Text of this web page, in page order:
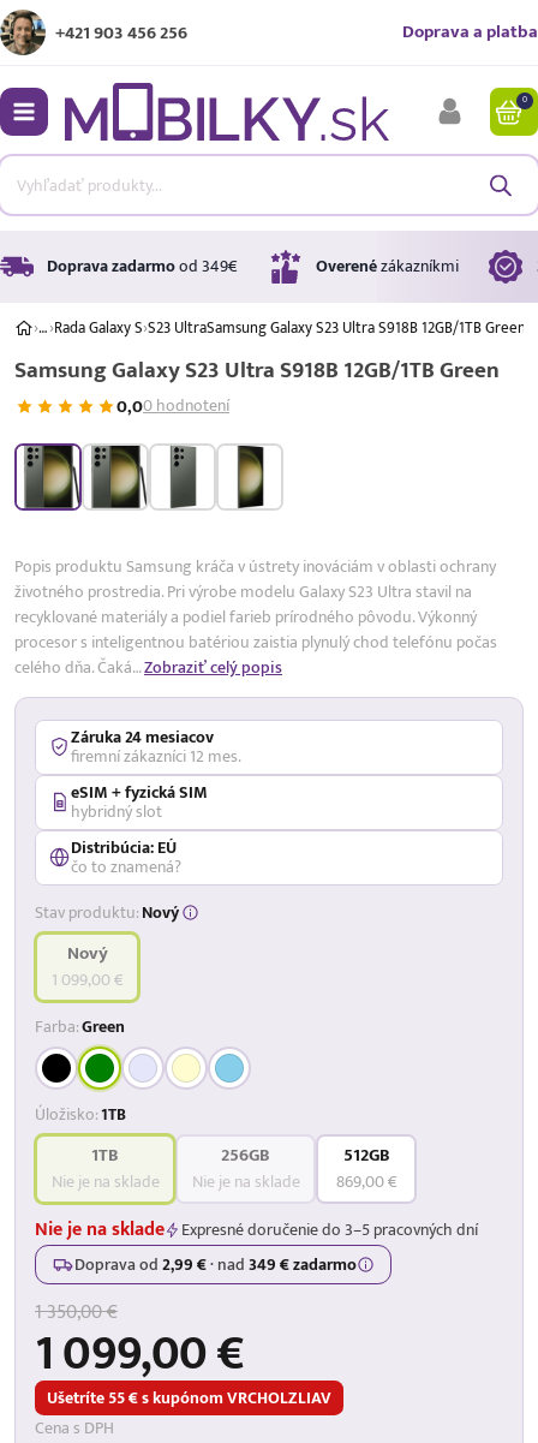
+421 903 456 256 Doprava a platba
0
Doprava zadarmood 349€ Overenézákazníkmi
›…›Rada Galaxy S›S23 UltraSamsung Galaxy S23 Ultra S918B 12GB/1TB Green
Samsung Galaxy S23 Ultra S918B 12GB/1TB Green
0,00 hodnotení
A A ↑
Úrok
17,99 %
Popis produktu Samsung kráča v ústrety inováciám v oblasti ochrany
životného prostredia. Pri výrobe modelu Galaxy S23 Ultra stavil na
recyklované materiály a podiel farieb prírodného pôvodu. Výkonný
procesor s inteligentnou batériou zaistia plynulý chod telefónu počas
celého dňa. Čaká…Zobraziť celý popis
Záruka 24 mesiacov
firemní zákazníci 12 mes.
eSIM + fyzická SIM
hybridný slot
Distribúcia: EÚ
čo to znamená?
Stav produktu:Nový
Nový
1 099,00 €
Farba:Green
Úložisko:1TB
1TB
Nie je na sklade
256GB
Nie je na sklade
512GB
869,00 €
Nie je na sklade
Expresné doručenie do 3–5 pracovných dní
Doprava od2,99 €·nad349 € zadarmo
1 350,00 €
1 099,00 €
Ušetríte 55 € s kupónom VRCHOLZLIAV
Cena s DPH